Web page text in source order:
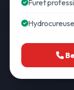
Furet